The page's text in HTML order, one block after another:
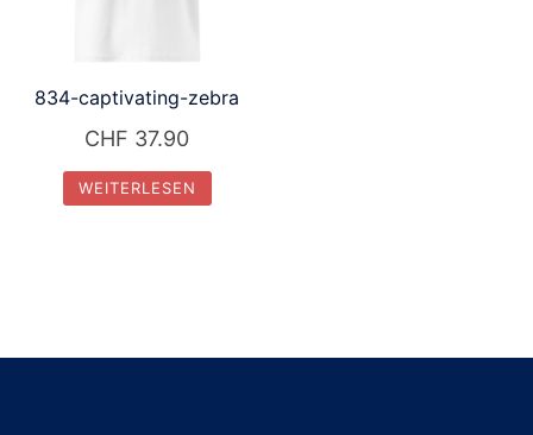
834-captivating-zebra
CHF 37.90
WEITERLESEN